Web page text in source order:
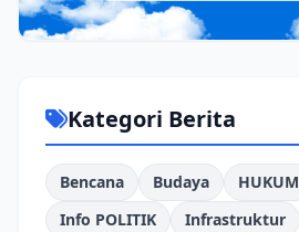
Kategori Berita
Bencana Budaya HUKUM
Info POLITIK
Infrastruktur